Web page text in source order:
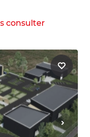
consulter